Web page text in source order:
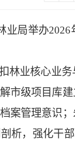
业局举办
林业核心业
市级项目库
案管理意识
析，强化干